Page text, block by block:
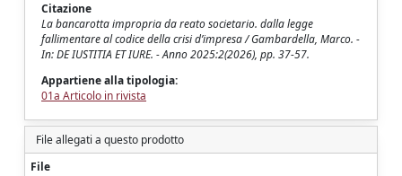
Citazione
La bancarotta impropria da reato societario. dalla legge
fallimentare al codice della crisi d’impresa / Gambardella, Marco. -
In: DE IUSTITIA ET IURE. - Anno 2025:2(2026), pp. 37-57.
Appartiene alla tipologia:
01a Articolo in rivista
File allegati a questo prodotto
File